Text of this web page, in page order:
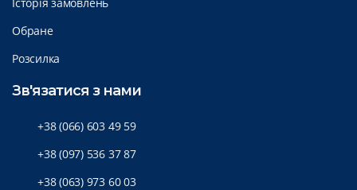
Обране
Розсилка
Зв'язатися з нами
+38 (066) 603 49 59
+38 (097) 536 37 87
+38 (063) 973 60 03